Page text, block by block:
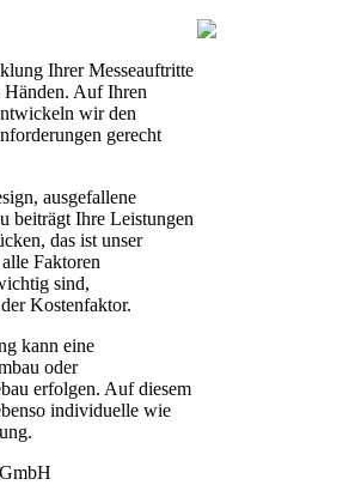
Ihrer Messeauftritte
Händen. Auf Ihren
wir den
gerecht
ausgefallene
beiträgt Ihre Leistungen
das ist unser
Faktoren
sind,
Kostenfaktor.
kann eine
oder
erfolgen. Auf diesem
individuelle wie